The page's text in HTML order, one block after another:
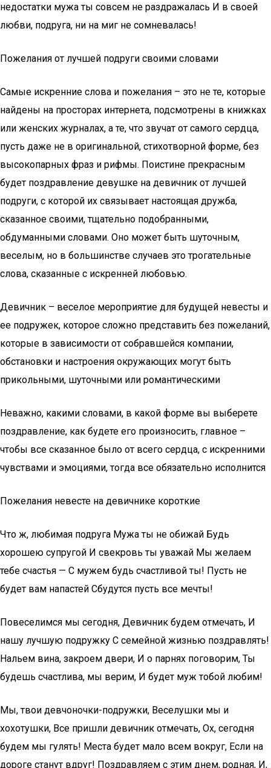
недостатки мужа ты совсем не раздражалась И в своей
любви, подруга, ни на миг не сомневалась!
Пожелания от лучшей подруги своими словами
Самые искренние слова и пожелания – это не те, которые
найдены на просторах интернета, подсмотрены в книжках
или женских журналах, а те, что звучат от самого сердца,
пусть даже не в оригинальной, стихотворной форме, без
высокопарных фраз и рифмы. Поистине прекрасным
будет поздравление девушке на девичник от лучшей
подруги, с которой их связывает настоящая дружба,
сказанное своими, тщательно подобранными,
обдуманными словами. Оно может быть шуточным,
веселым, но в большинстве случаев это трогательные
слова, сказанные с искренней любовью.
Девичник – веселое мероприятие для будущей невесты и
ее подружек, которое сложно представить без пожеланий,
которые в зависимости от собравшейся компании,
обстановки и настроения окружающих могут быть
прикольными, шуточными или романтическими
Неважно, какими словами, в какой форме вы выберете
поздравление, как будете его произносить, главное –
чтобы все сказанное было от всего сердца, с искренними
чувствами и эмоциями, тогда все обязательно исполнится
Пожелания невесте на девичнике короткие
Что ж, любимая подруга Мужа ты не обижай Будь
хорошею супругой И свекровь ты уважай Мы желаем
тебе счастья — С мужем будь счастливой ты! Пусть не
будет вам напастей Сбудутся пусть все мечты!
Повеселимся мы сегодня, Девичник будем отмечать, И
нашу лучшую подружку С семейной жизнью поздравлять!
Нальем вина, закроем двери, И о парнях поговорим, Ты
будешь счастлива, мы верим, И будет муж тобой любим!
Мы, твои девчоночки-подружки, Веселушки мы и
хохотушки, Все пришли девичник отмечать, Ох, сегодня
будем мы гулять! Места будет мало всем вокруг, Если на
дороге станут вдруг! Поздравляем с этим днем, родная, И,